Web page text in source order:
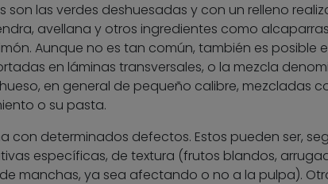
son las verdes deshuesadas y con un relleno
avellana y otros ingredientes como
Aunque no es tan común, también es posible
en láminas transversales, o la mezcla
en general de pequeño calibre, mezcladas
o su pasta.
con determinados defectos. Estos pueden ser,
específicas, de textura (frutos blandos,
manchas, ya sea afectando o no a la pulpa).